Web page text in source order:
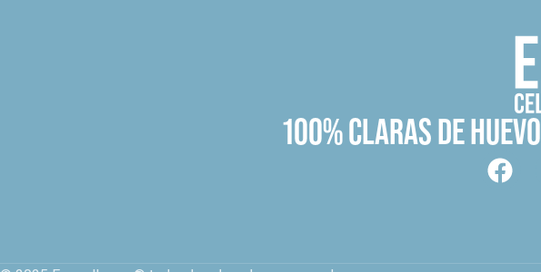
100% CLARAS DE HUEVO